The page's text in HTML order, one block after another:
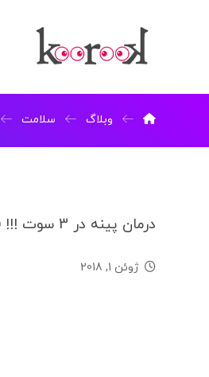
وبلاگ سلامت
درمان پینه در 3 سوت !!! ( با عکس )
ژوئن 1, 2018